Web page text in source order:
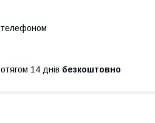
телефоном
14 днів безкоштовно